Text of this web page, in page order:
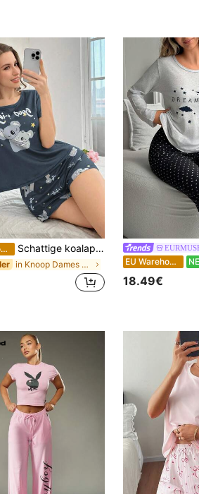
EU Warehouse Schattige koalaprint dames pyjamaset van 2 stuks
in Knoop Dames nachtkleding EU Warehouse
18.49€